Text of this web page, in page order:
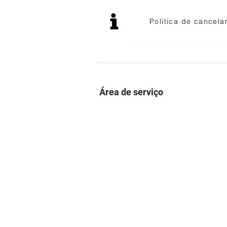
Política de
Área de serviço